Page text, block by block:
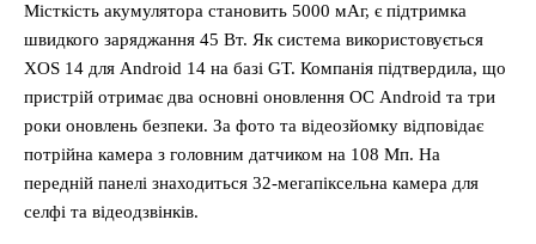
Місткість акумулятора становить 5000 мАг, є підтримка
швидкого заряджання 45 Вт. Як система використовується
XOS 14 для Android 14 на базі GT. Компанія підтвердила, що
пристрій отримає два основні оновлення ОС Android та три
роки оновлень безпеки. За фото та відеозйомку відповідає
потрійна камера з головним датчиком на 108 Мп. На
передній панелі знаходиться 32-мегапіксельна камера для
селфі та відеодзвінків.